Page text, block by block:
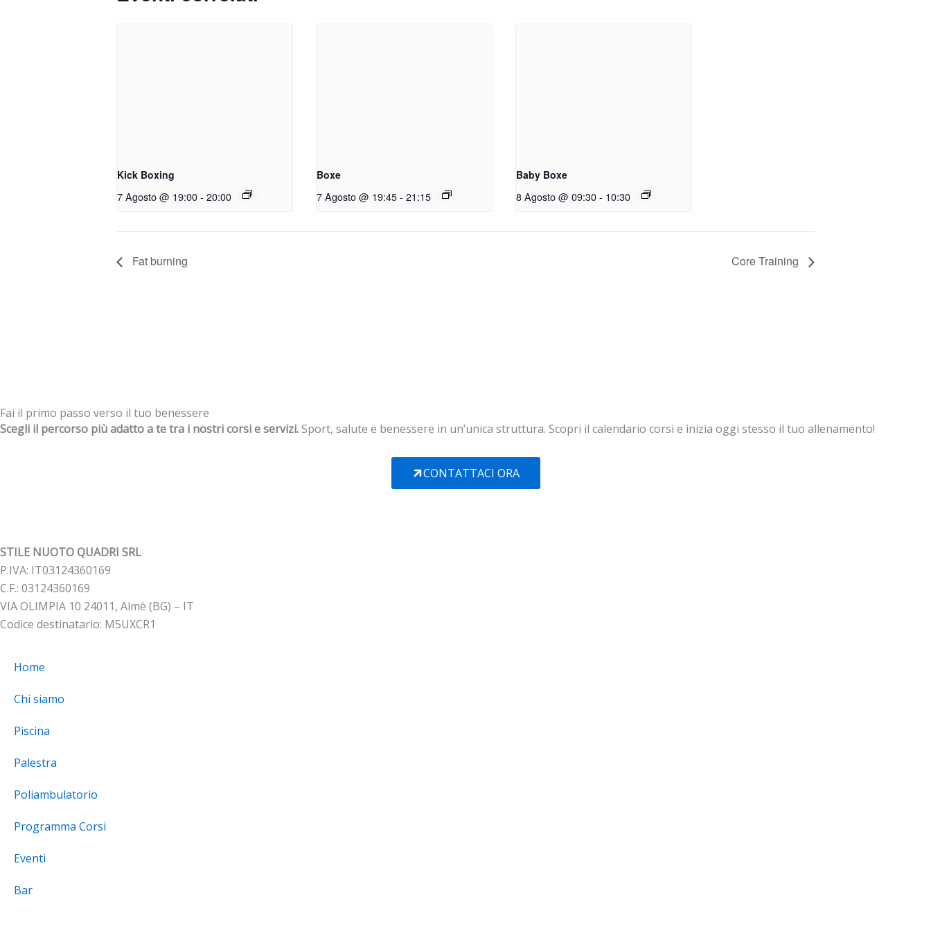
Kick Boxing
7 Agosto @ 19:00- 20:00
Boxe
7 Agosto @ 19:45- 21:15
Baby Boxe
8 Agosto @ 09:30- 10:30
Fat burning Core Training
Fai il primo passo verso il tuo benessere
Scegli il percorso più adatto a te tra i nostri corsi e servizi.Sport, salute e benessere in un’unica struttura. Scopri il calendario corsi e inizia oggi stesso il tuo allenamento!
CONTATTACI ORA
STILE NUOTO QUADRI SRL
P.IVA: IT03124360169
C.F.: 03124360169
VIA OLIMPIA 10 24011, Almè (BG) – IT
Codice destinatario: M5UXCR1
Home
Chi siamo
Piscina
Palestra
Poliambulatorio
Programma Corsi
Eventi
Bar